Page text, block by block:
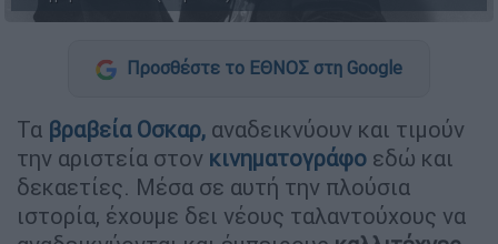
Προσθέστε το ΕΘΝΟΣ στη Google
Τα βραβεία Οσκαρ, αναδεικνύουν και τιμούν
την αριστεία στον κινηματογράφο εδώ και
δεκαετίες. Μέσα σε αυτή την πλούσια
ιστορία, έχουμε δει νέους ταλαντούχους να